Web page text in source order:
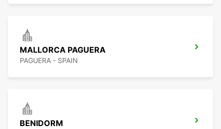
MALLORCA PAGUERA
PAGUERA - SPAIN
BENIDORM